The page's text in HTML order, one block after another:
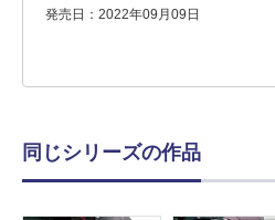
発売日：2022年09月09日
同じシリーズの作品